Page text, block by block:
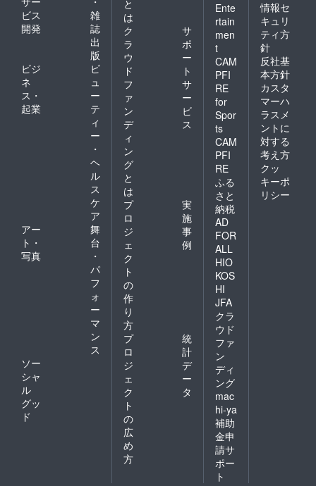
ビス
開発
雑
誌
出
版
ビジ
ネ
ス・
起業
ビ
ュ
ー
テ
ィ
ー
・
ヘ
ル
ス
ケ
ア
アー
ト・
写真
舞
台
・
パ
フ
ォ
ー
マ
ン
ス
ソー
シャ
ル
グッ
ド
と
は
ク
ラ
ウ
ド
フ
ァ
ン
デ
ィ
ン
グ
と
は
サ
ポ
ー
ト
サ
ー
ビ
ス
プ
ロ
ジ
ェ
ク
ト
の
作
り
方
実
施
事
例
プ
ロ
ジ
ェ
ク
ト
の
広
め
方
統
計
デ
ー
タ
Ente
rtain
men
t
CAM
PFI
RE
for
Spor
ts
CAM
PFI
RE
ふる
さと
納税
AD
FOR
ALL
HIO
KOS
HI
JFA
クラ
ウド
ファ
ン
ディ
ング
mac
hi-ya
補助
金申
請サ
ポー
ト
情報セ
キュリ
ティ方
針
反社基
本方針
カスタ
マーハ
ラスメ
ントに
対する
考え方
クッ
キーポ
リシー